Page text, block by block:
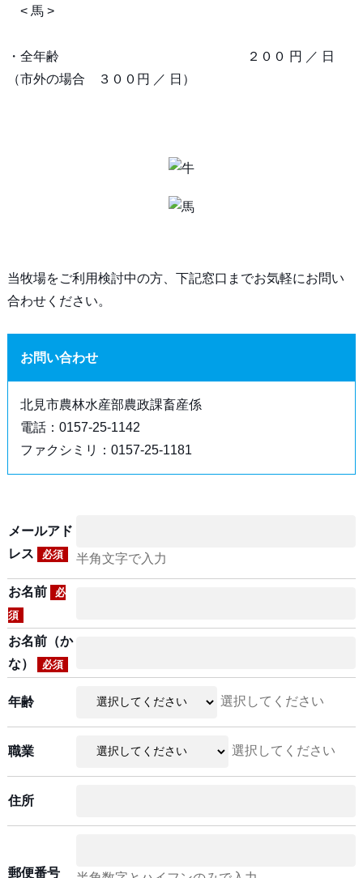
< 馬 >
・全年齢 ２００ 円 ／ 日
（市外の場合 ３００円 ／ 日）
当牧場をご利用検討中の方、下記窓口までお気軽にお問い
合わせください。
お問い合わせ
北見市農林水産部農政課畜産係
電話：0157-25-1142
ファクシミリ：0157-25-1181
メールアド
レス
必須 半角文字で入力
お名前
必
須
お名前（か
な）
必須
年齢 選択してください
職業 選択してください
住所
郵便番号